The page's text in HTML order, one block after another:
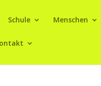
Schule Menschen